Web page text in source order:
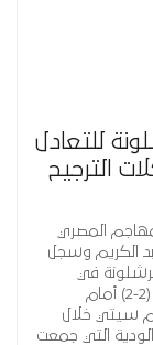
للتعادل
الترجيح
المصري
الكريم وسجل
في
التعادل (2-2) أمام
سيتي خلال
الودية التي جمعت